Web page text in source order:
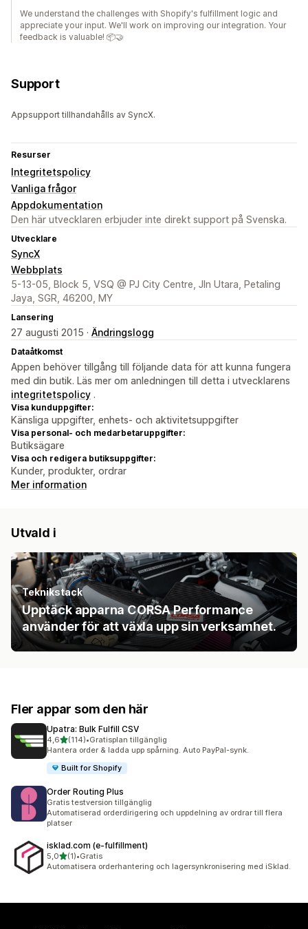
We understand the challenges with Shopify's fulfillment logic and
appreciate your input. We'll work on improving our integration. Your
feedback is valuable! 📦🤝
Support
Appsupport tillhandahålls av SyncX.
Resurser
Integritetspolicy
Vanliga frågor
Appdokumentation
Den här utvecklaren erbjuder inte direkt support på Svenska.
Utvecklare
SyncX
Webbplats
5-13-05, Block 5, VSQ @ PJ City Centre, Jln Utara, Petaling
Jaya, SGR, 46200, MY
Lansering
27 augusti 2015 · Ändringslogg
Dataåtkomst
Appen behöver tillgång till följande data för att kunna fungera
med din butik. Läs mer om anledningen till detta i utvecklarens
integritetspolicy .
Visa kunduppgifter:
Känsliga uppgifter, enhets- och aktivitetsuppgifter
Visa personal- och medarbetaruppgifter:
Butiksägare
Visa och redigera butiksuppgifter:
Kunder, produkter, ordrar
Mer information
Utvald i
Teknikstack
Upptäck apparna CORSA Performance
använder för att växla upp sin verksamhet.
Fler appar som den här
Upatra: Bulk Fulfill CSV
4,6av 5 stjärnor
(114)
114 recensioner totalt
•Gratisplan tillgänglig
Hantera order & ladda upp spårning. Auto PayPal-synk.
Built for Shopify
Order Routing Plus
Gratis testversion tillgänglig
Automatiserad orderdirigering och uppdelning av ordrar till flera
platser
isklad.com (e‑fulfillment)
5,0av 5 stjärnor
(1)
1 recensioner totalt
•Gratis
Automatisera orderhantering och lagersynkronisering med iSklad.